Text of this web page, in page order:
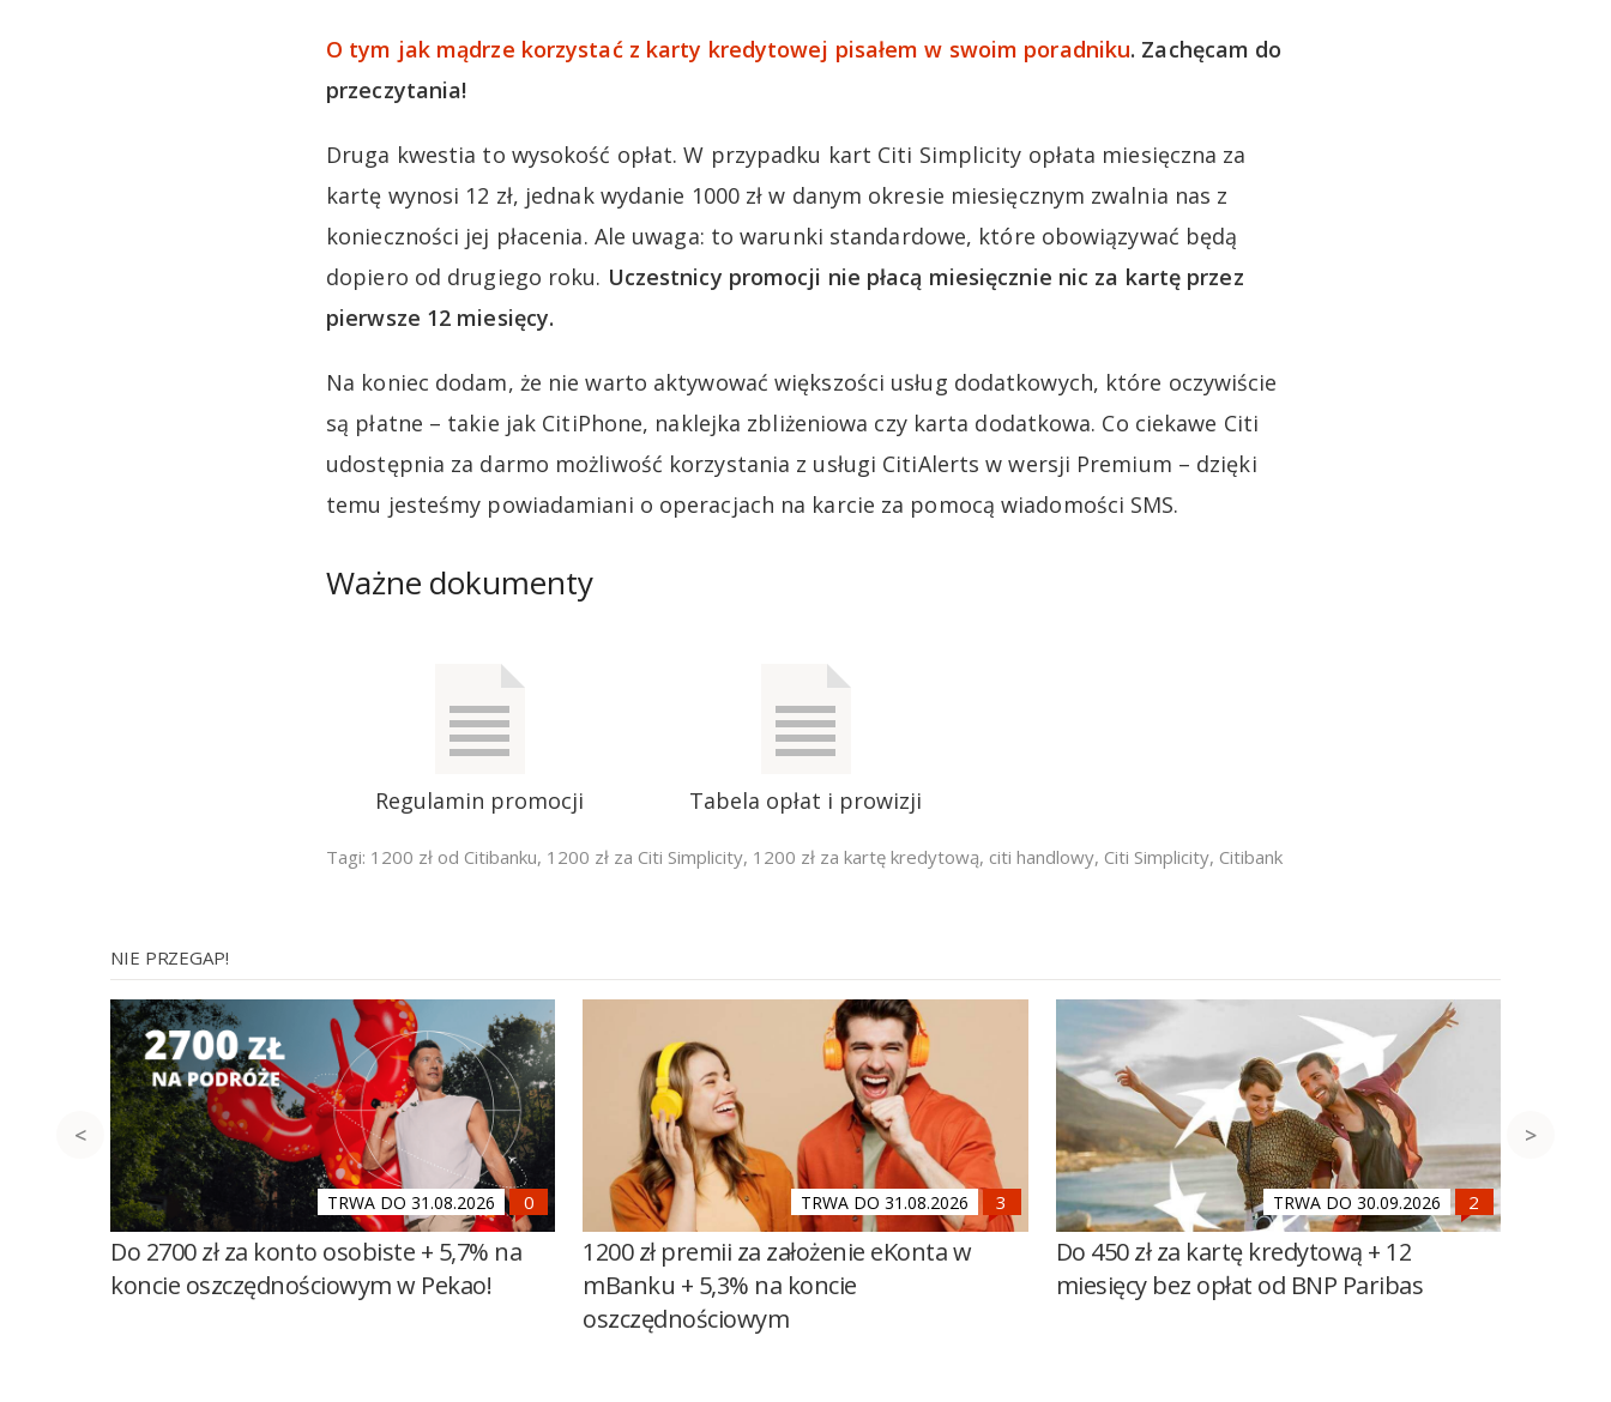
O tym jak mądrze korzystać z karty kredytowej pisałem w swoim poradniku. Zachęcam do
przeczytania!
Druga kwestia to wysokość opłat. W przypadku kart Citi Simplicity opłata miesięczna za
kartę wynosi 12 zł, jednak wydanie 1000 zł w danym okresie miesięcznym zwalnia nas z
konieczności jej płacenia. Ale uwaga: to warunki standardowe, które obowiązywać będą
dopiero od drugiego roku. Uczestnicy promocji nie płacą miesięcznie nic za kartę przez
pierwsze 12 miesięcy.
Na koniec dodam, że nie warto aktywować większości usług dodatkowych, które oczywiście
są płatne – takie jak CitiPhone, naklejka zbliżeniowa czy karta dodatkowa. Co ciekawe Citi
udostępnia za darmo możliwość korzystania z usługi CitiAlerts w wersji Premium – dzięki
temu jesteśmy powiadamiani o operacjach na karcie za pomocą wiadomości SMS.
Ważne dokumenty
Regulamin promocji Tabela opłat i prowizji
Tagi: 1200 zł od Citibanku, 1200 zł za Citi Simplicity, 1200 zł za kartę kredytową, citi handlowy, Citi Simplicity, Citibank
NIE PRZEGAP!
TRWA DO 31.08.2026
Do 2700 zł za konto osobiste + 5,7% na
koncie oszczędnościowym w Pekao!
TRWA DO 31.08.2026
1200 zł premii za założenie eKonta w
mBanku + 5,3% na koncie
oszczędnościowym
TRWA DO 30.09.2026
Do 450 zł za kartę kredytową + 12
miesięcy bez opłat od BNP Paribas